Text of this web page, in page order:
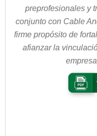
preprofesionales y
conjunto con Cable
firme propósito de
afianzar la